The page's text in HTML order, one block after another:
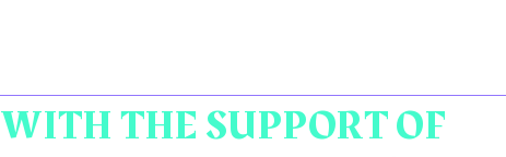
WITH THE SUPPORT OF